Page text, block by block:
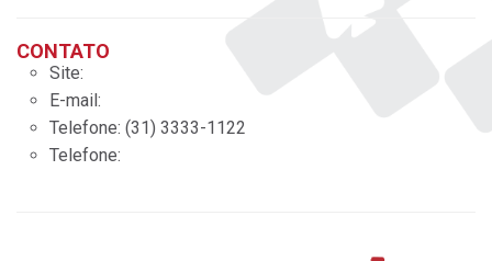
CONTATO
Site:
E-mail:
Telefone: (31) 3333-1122
Telefone: